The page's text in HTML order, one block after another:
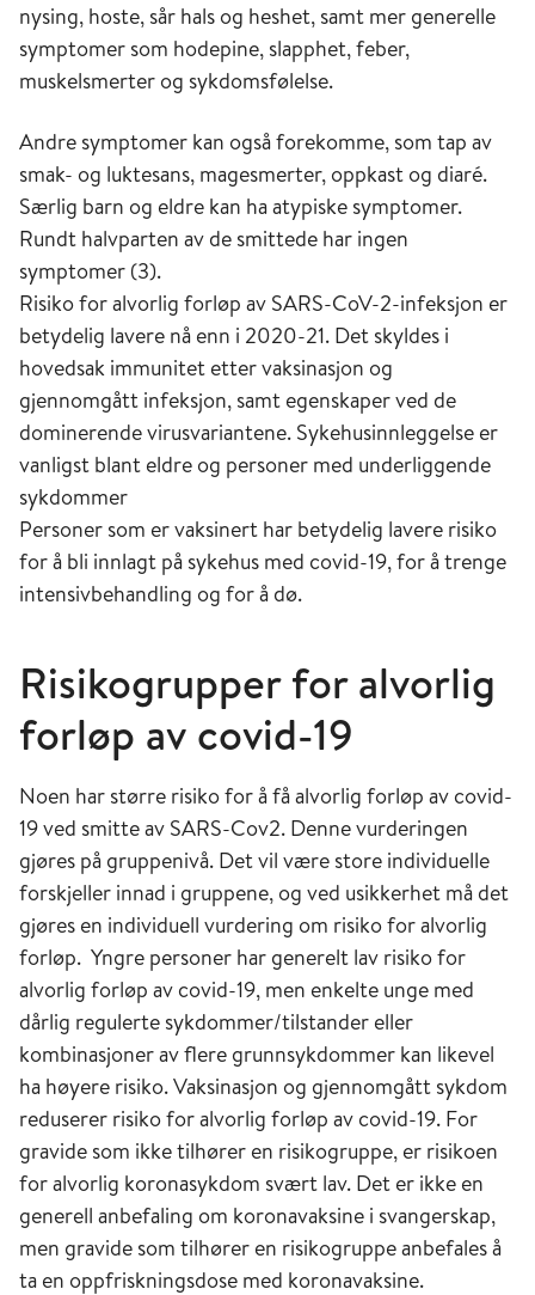
Konsentrasjonen av dråper avtar med økende
avstand fra kilden fordi de store dråpene faller
raskt til bakken, og konsentrasjonen av de
kunnskap tyder på at SARS-CoV-2 fortrinnsvis
smitter ved innånding og avsetning av dråper
ved nærkontakt. Små dråper kan holde seg i
luften lenge (minutter til timer) og bevege seg
over lengre avstand enn større dråper. Selv om
generell smitterisiko avtar med økende avstand,
kan smittespredning over lengre avstander
forekomme. Risiko for smitte med små dråper
over lengre avstander øker med økende
oppholdstid i rom med lavt luftvolum eller
utilstrekkelig ventilasjon, tørr luft, og i
forbindelse med aktiviteter som gir økt
dråpedannelse. Massesmittehendelser har
særlig forekommet etter innendørs
sammenkomster med høy persontetthet og
synging. Risiko for smitte ser ut til å være mye
mindre utendørs.
Laboratorieundersøkelser tyder på at SARS-
CoV-2 kan overleve på overflater fra få timer til
flere dager avhengig av virusmengde, type
overflate, temperatur, sollys og luftfuktighet.
Påvisning av levende virus på ulike overflater er
imidlertid ikke det samme som at viruset evner å
forårsake infeksjon hos mennesker. Smitte via
overflater er sannsynligvis sjeldent for SARS-
CoV-2.
Det er ukjent hvor stor andel av covid-19-syke
som smittes via de ulike smitteveiene. I mange
av studiene som er gjort er det vanskelig å skille
sikkert mellom ulike smittemåter.
SARS-CoV-2 er påvist i både avføring, blod og
urin, men det er så langt ikke kjent at noen er
nysing, hoste, sår hals og heshet, samt mer generelle
symptomer som hodepine, slapphet, feber,
muskelsmerter og sykdomsfølelse.
Andre symptomer kan også forekomme, som tap av
smak- og luktesans, magesmerter, oppkast og diaré.
Særlig barn og eldre kan ha atypiske symptomer.
Rundt halvparten av de smittede har ingen
symptomer (3).
Risiko for alvorlig forløp av SARS-CoV-2-infeksjon er
betydelig lavere nå enn i 2020-21. Det skyldes i
hovedsak immunitet etter vaksinasjon og
gjennomgått infeksjon, samt egenskaper ved de
dominerende virusvariantene. Sykehusinnleggelse er
vanligst blant eldre og personer med underliggende
sykdommer
Personer som er vaksinert har betydelig lavere risiko
for å bli innlagt på sykehus med covid-19, for å trenge
intensivbehandling og for å dø.
Risikogrupper for alvorlig
forløp av covid-19
Noen har større risiko for å få alvorlig forløp av covid-
19 ved smitte av SARS-Cov2. Denne vurderingen
gjøres på gruppenivå. Det vil være store individuelle
forskjeller innad i gruppene, og ved usikkerhet må det
gjøres en individuell vurdering om risiko for alvorlig
forløp. Yngre personer har generelt lav risiko for
alvorlig forløp av covid-19, men enkelte unge med
dårlig regulerte sykdommer/tilstander eller
kombinasjoner av flere grunnsykdommer kan likevel
ha høyere risiko. Vaksinasjon og gjennomgått sykdom
reduserer risiko for alvorlig forløp av covid-19. For
gravide som ikke tilhører en risikogruppe, er risikoen
for alvorlig koronasykdom svært lav. Det er ikke en
generell anbefaling om koronavaksine i svangerskap,
men gravide som tilhører en risikogruppe anbefales å
ta en oppfriskningsdose med koronavaksine.